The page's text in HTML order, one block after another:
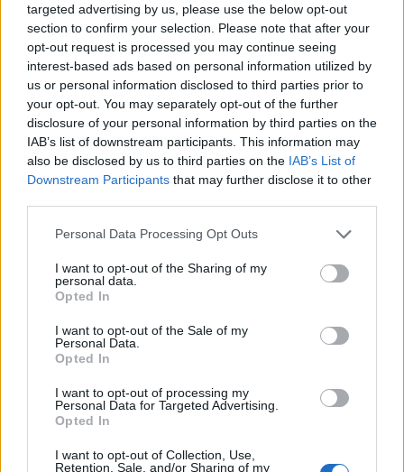
targeted advertising by us, please use the below opt-out
section to confirm your selection. Please note that after your
opt-out request is processed you may continue seeing
interest-based ads based on personal information utilized by
us or personal information disclosed to third parties prior to
your opt-out. You may separately opt-out of the further
disclosure of your personal information by third parties on the
IAB’s list of downstream participants. This information may
also be disclosed by us to third parties on the IAB’s List of
Downstream Participants that may further disclose it to other
Personal Data Processing Opt Outs
I want to opt-out of the Sharing of my
personal data.
Opted In
I want to opt-out of the Sale of my
Personal Data.
Opted In
I want to opt-out of processing my
Personal Data for Targeted Advertising.
Opted In
I want to opt-out of Collection, Use,
Retention, Sale, and/or Sharing of my
Az építőipari beruházások volumenéhez képest a
tervezésre fordított összeg arányaiban továbbra is
alacsony - mutatta ki a Graphisoft anyavállalata, a
Nemetschek Csoport európai piackutatása.
EZ ÁTLAGOSAN MINDÖSSZE A TELJES
BERUHÁZÁSI ÉRTÉK EGY SZÁZALÉKÁT TESZI KI,
ÉS EZ A TENDENCIA A MAGYAR PIACON IS
ÉRVÉNYESÜL.
A megrendelők és a jövőbeli üzemeltetők eközben
egyre fejlettebb digitális modelleket, valamint
adatbázisokat várnak el a szakemberektől.
SIGNATURE PRO-VAL EZT A CIKKET IS EL
TUDNÁD OLVASNI!
Ez a cikk folytatódik, de csak Portfolio Signature